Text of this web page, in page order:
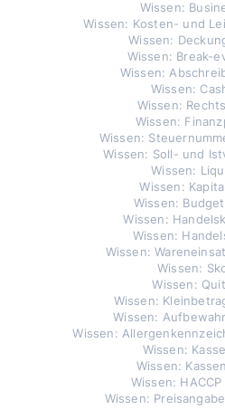
Wissen:
Wissen: Kosten- und
Wissen:
Wissen: Break-
Wissen:
Wissen:
Wissen:
Wissen:
Wissen:
Wissen: Soll- und
Wissen:
Wissen:
Wissen:
Wissen:
Wissen:
Wissen:
Wissen:
Wissen:
Wissen:
Wissen:
Wissen:
Wissen:
Wissen:
Wissen:
Wissen: